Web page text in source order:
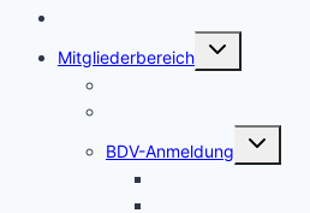
Mitgliederbereich
Untermenü
BDV-Anmeldung
Untermenü